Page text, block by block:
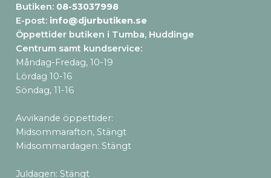
Butiken: 08-53037998
E-post: info@djurbutiken.se
Öppettider butiken i Tumba, Huddinge
Centrum samt kundservice:
Måndag-Fredag, 10-19
Lördag 10-16
Söndag, 11-16
Avvikande öppettider:
Midsommarafton, Stängt
Midsommardagen: Stängt
Juldagen: Stängt